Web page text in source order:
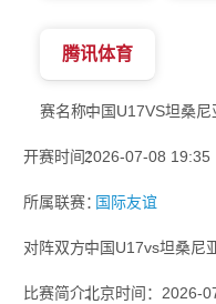
腾讯体育
赛名称：中国U17VS坦桑
开赛时间：2026-07-08 19:35
所属联赛：国际友谊
对阵双方：中国U17vs坦桑尼
比赛简介：北京时间：2026-